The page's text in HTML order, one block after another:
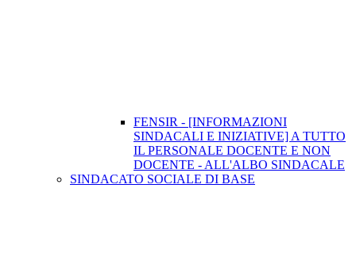
FENSIR - [INFORMAZIONI
SINDACALI E INIZIATIVE] A TUTTO
IL PERSONALE DOCENTE E NON
DOCENTE - ALL'ALBO SINDACALE
SINDACATO SOCIALE DI BASE